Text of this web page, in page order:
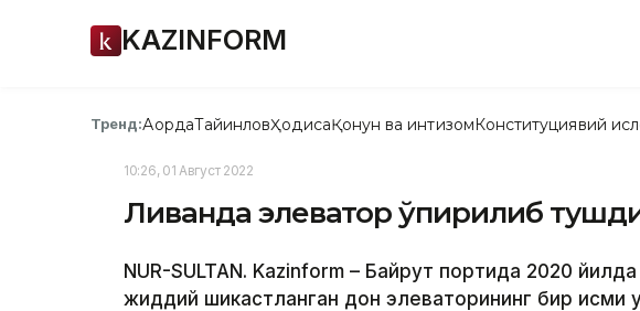
KAZINFORM
Тренд:АқордаТайинловҲодисаҚонун ва интизомКонституциявий
10:26, 01 Август 2022
Ливанда элеватор ўпирилиб
NUR-SULTAN. Kazinform – Байрут портида 2020
жиддий шикастланган дон элеваторининг бир қисми